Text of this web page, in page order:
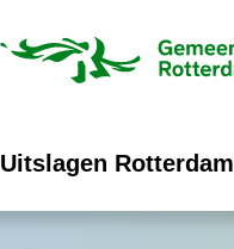
Uitslagen Rotterdam